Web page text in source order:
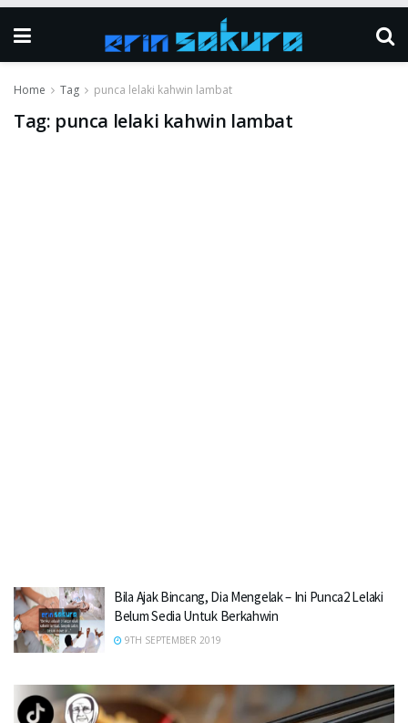
Home Tag punca lelaki kahwin lambat
Tag: punca lelaki kahwin lambat
Bila Ajak Bincang, Dia Mengelak – Ini Punca2 Lelaki
Belum Sedia Untuk Berkahwin
9TH SEPTEMBER 2019